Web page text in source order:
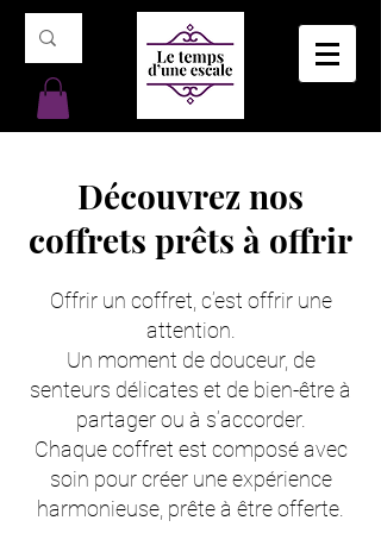
Découvrez nos
coffrets prêts à offrir
Offrir un coffret, c’est offrir une
attention.
Un moment de douceur, de
senteurs délicates et de bien-être à
partager ou à s’accorder.
Chaque coffret est composé avec
soin pour créer une expérience
harmonieuse, prête à être offerte.